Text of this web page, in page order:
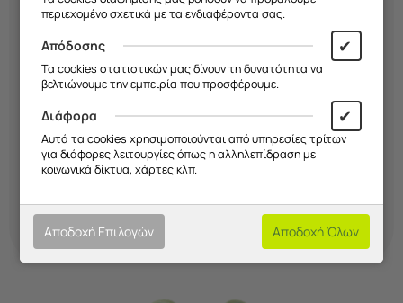
περιεχομένο σχετικά με τα ενδιαφέροντα σας.
Απόδοσης ✔
Τα cookies στατιστικών μας δίνουν τη δυνατότητα να
βελτιώνουμε την εμπειρία που προσφέρουμε.
Διάφορα ✔
Αυτά τα cookies χρησιμοποιούνται από υπηρεσίες τρίτων
για διάφορες λειτουργίες όπως η αλληλεπίδραση με
κοινωνικά δίκτυα, χάρτες κλπ.
Αποδοχή Επιλογών Αποδοχή Όλων